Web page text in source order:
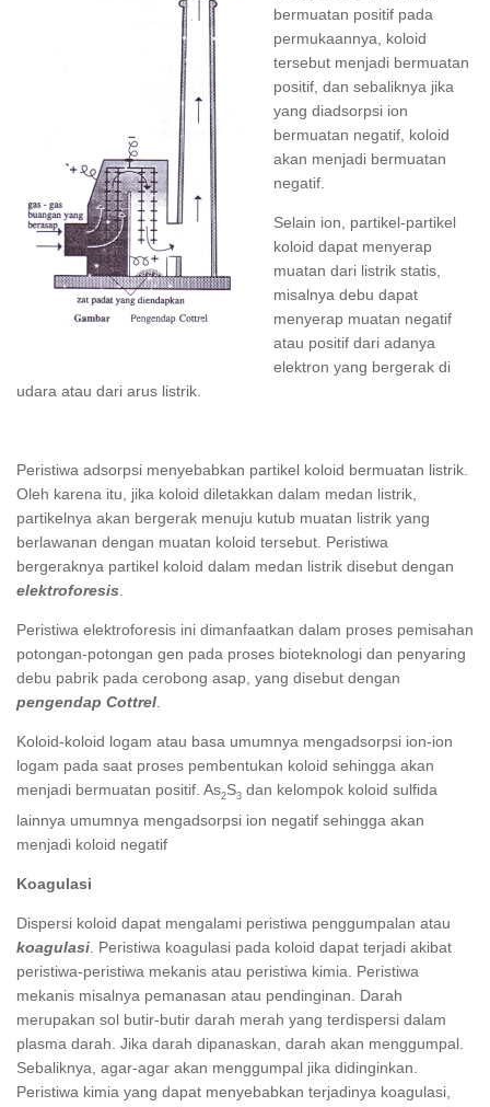
bermuatan positif pada
permukaannya, koloid
tersebut menjadi bermuatan
positif, dan sebaliknya jika
yang diadsorpsi ion
bermuatan negatif, koloid
akan menjadi bermuatan
negatif.
Selain ion, partikel-partikel
koloid dapat menyerap
muatan dari listrik statis,
misalnya debu dapat
menyerap muatan negatif
atau positif dari adanya
elektron yang bergerak di
udara atau dari arus listrik.
Peristiwa adsorpsi menyebabkan partikel koloid bermuatan listrik.
Oleh karena itu, jika koloid diletakkan dalam medan listrik,
partikelnya akan bergerak menuju kutub muatan listrik yang
berlawanan dengan muatan koloid tersebut. Peristiwa
bergeraknya partikel koloid dalam medan listrik disebut dengan
elektroforesis
Peristiwa elektroforesis ini dimanfaatkan dalam proses pemisahan
potongan-potongan gen pada proses bioteknologi dan penyaring
debu pabrik pada cerobong asap, yang disebut dengan
pengendap Cottrel.
Koloid-koloid logam atau basa umumnya mengadsorpsi ion-ion
logam pada saat proses pembentukan koloid sehingga akan
menjadi bermuatan positif. As2S3 dan kelompok koloid sulfida
lainnya umumnya mengadsorpsi ion negatif sehingga akan
menjadi koloid negatif
Koagulasi
Dispersi koloid dapat mengalami peristiwa penggumpalan atau
koagulasi. Peristiwa koagulasi pada koloid dapat terjadi akibat
peristiwa-peristiwa mekanis atau peristiwa kimia. Peristiwa
mekanis misalnya pemanasan atau pendinginan. Darah
merupakan sol butir-butir darah merah yang terdispersi dalam
plasma darah. Jika darah dipanaskan, darah akan menggumpal.
Sebaliknya, agar-agar akan menggumpal jika didinginkan.
Peristiwa kimia yang dapat menyebabkan terjadinya koagulasi,